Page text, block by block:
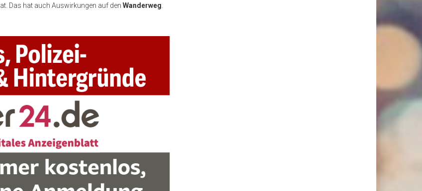
Das hat auch Auswirkungen auf den Wanderweg